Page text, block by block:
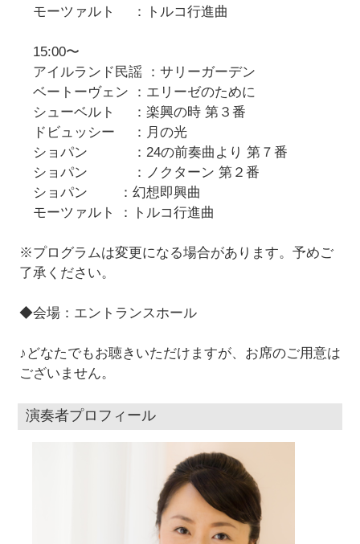
モーツァルト ：トルコ行進曲
15:00〜
アイルランド民謡 ：サリーガーデン
ベートーヴェン ：エリーゼのために
シューベルト ：楽興の時 第３番
ドビュッシー ：月の光
ショパン ：24の前奏曲より 第７番
ショパン ：ノクターン 第２番
ショパン ：幻想即興曲
モーツァルト ：トルコ行進曲
※プログラムは変更になる場合があります。予めご
了承ください。
◆会場：エントランスホール
♪どなたでもお聴きいただけますが、お席のご用意は
ございません。
演奏者プロフィール